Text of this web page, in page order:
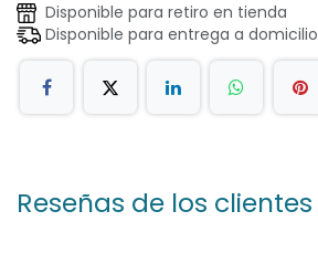
Disponible para retiro en tienda
Disponible para entrega a domicilio
Reseñas de los clientes